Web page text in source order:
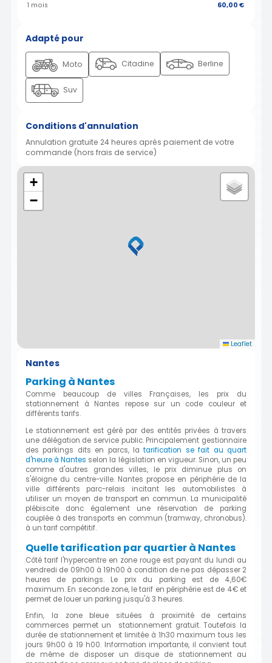
1 mois 60,00 €
Adapté pour
Moto Citadine Berline
Suv
Conditions d'annulation
Annulation gratuite 24 heures après paiement de votre
commande (hors frais de service)
+
−
Leaflet
Nantes
Parking à Nantes
Comme beaucoup de villes Françaises, les prix du
stationnement à Nantes repose sur un code couleur et
différents tarifs.
Le stationnement est géré par des entités privées à travers
une délégation de service public. Principalement gestionnaire
des parkings dits en parcs, latarification se fait au quart
d'heure à Nantes selon la législation en vigueur. Sinon, un peu
comme d'autres grandes villes, le prix diminue plus on
s'éloigne du centre-ville. Nantes propose en périphérie de la
ville différents parc-relais incitant les automobilistes à
utiliser un moyen de transport en commun. La municipalité
plébiscite donc également une réservation de parking
couplée à des transports en commun (tramway, chronobus).
à un tarif compétitif.
Quelle tarification par quartier à Nantes
Côté tarif l'hypercentre en zone rouge est payant du lundi au
vendredi de 09h00 à 19h00 à condition de ne pas dépasser 2
heures de parkings. Le prix du parking est de 4,60€
maximum. En seconde zone, le tarif en périphérie est de 4€ et
permet de louer un parking jusqu'à 3 heures.
Enfin, la zone bleue situées à proximité de certains
commerces permet un stationnement gratuit. Toutefois la
durée de stationnement et limitée à 1h30 maximum tous les
jours 9h00 à 19 h00. Information importante, il convient tout
de même de disposer un disque de stationnement au